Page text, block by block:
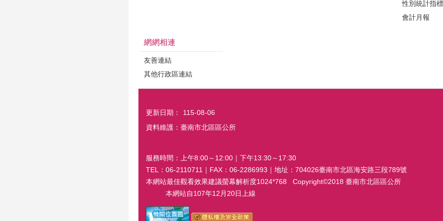
性別統計指標
會計月報
網網相連
友善連結
其他行政區連結
更新日期：
115-08-06
資料維護：臺南市北區區公所
服務時間：上午8:00～12:00｜下午13:30～17:30
TEL：06-2110711｜FAX：06-2286993｜地址：704026臺南市北區海安路三段789號
本網站最佳觀看效果建議螢幕解析度1024*768 Copyright©2018 臺南市北區區公所
本網站自107年12月20日上線